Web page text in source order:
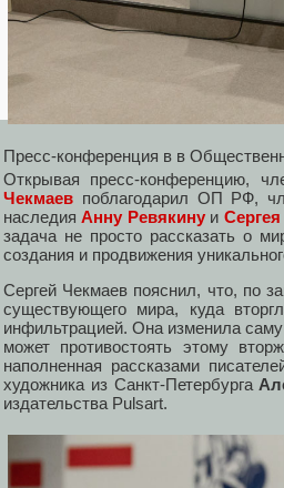
Пресс-конференция в в
Открывая пресс-конференцию,
Чекмаев поблагодарил ОП РФ,
наследияАнну Ревякинуи
задача не просто рассказать о
создания и продвижения
Сергей Чекмаев пояснил, что, по
существующего мира, куда
инфильтрацией. Она изменила
может противостоять этому
наполненная рассказами
художника из Санкт-Петербурга
издательства Pulsart.